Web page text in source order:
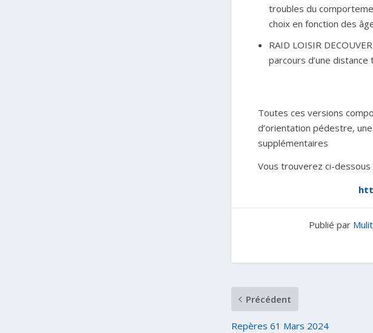
troubles du
choix en fonction des
RAID LOISIR
parcours d’une
Toutes ces versions
d’orientation pédestre,
supplémentaires
Vous trouverez ci-
Publié par
Précédent
Repères 61 Mars 2024